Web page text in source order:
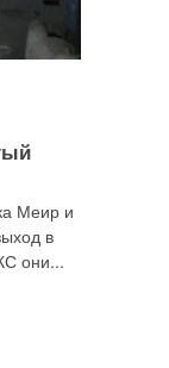
Меир и
в
они...